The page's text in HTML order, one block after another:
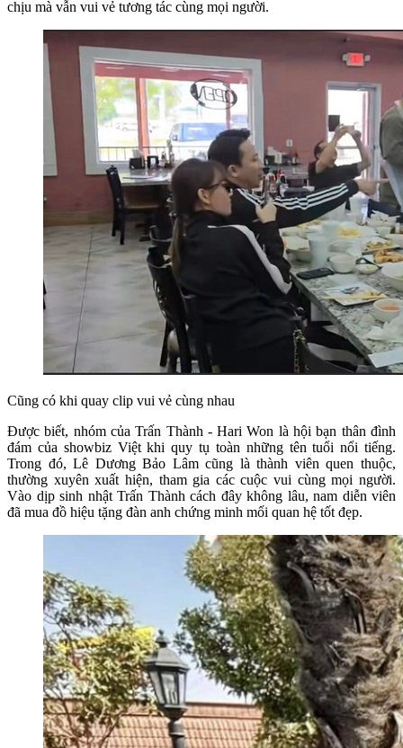
chịu mà vẫn vui vẻ tương tác cùng mọi người.
Cũng có khi quay clip vui vẻ cùng nhau
Được biết, nhóm của Trấn Thành - Hari Won là hội bạn thân đình
đám của showbiz Việt khi quy tụ toàn những tên tuổi nổi tiếng.
Trong đó, Lê Dương Bảo Lâm cũng là thành viên quen thuộc,
thường xuyên xuất hiện, tham gia các cuộc vui cùng mọi người.
Vào dịp sinh nhật Trấn Thành cách đây không lâu, nam diễn viên
đã mua đồ hiệu tặng đàn anh chứng minh mối quan hệ tốt đẹp.